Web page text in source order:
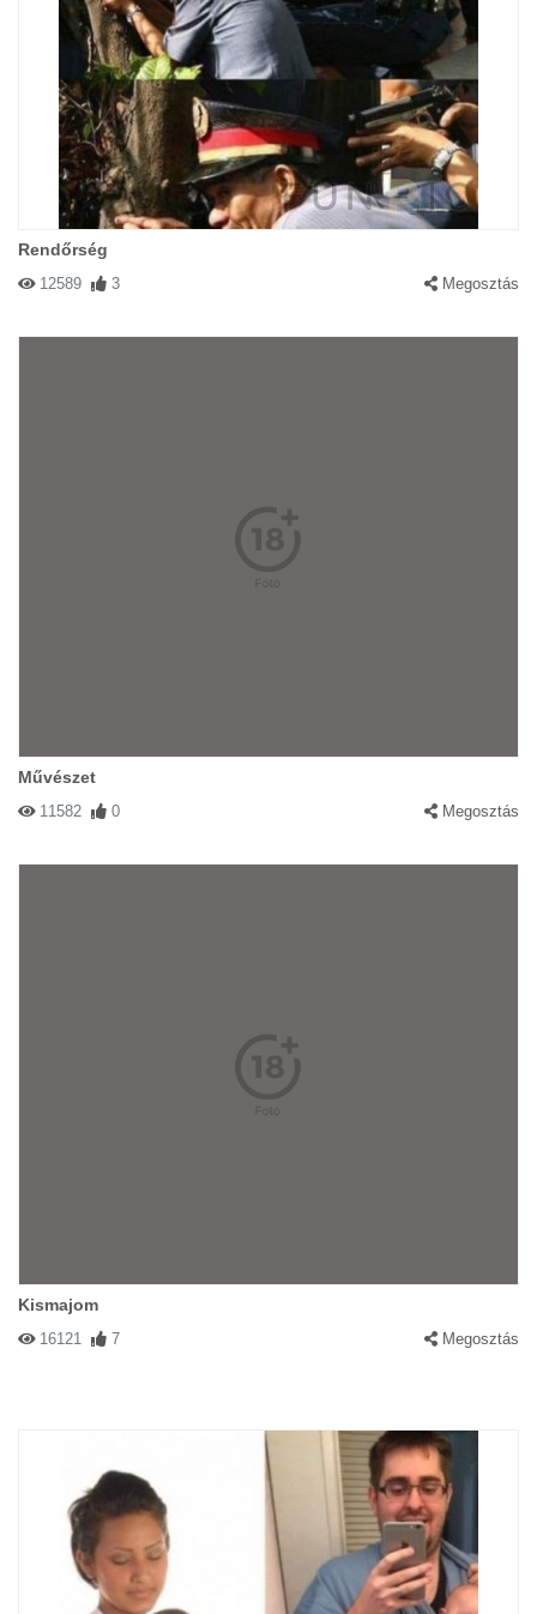
Rendőrség
12589 3 Megosztás
Művészet
11582 0 Megosztás
Kismajom
16121 7 Megosztás